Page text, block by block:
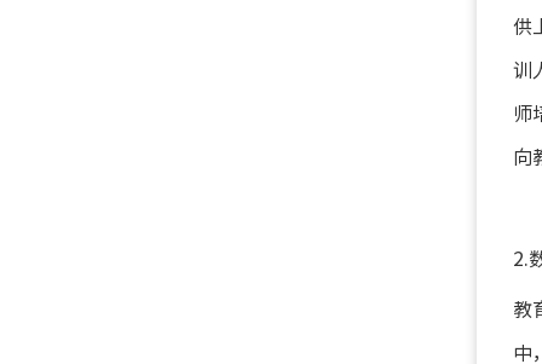
供
训
师
向
2.
教
中